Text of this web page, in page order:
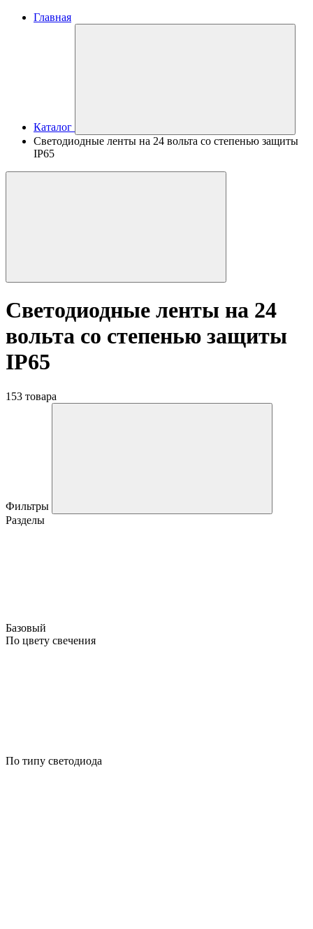
Главная
Каталог
Светодиодные ленты на 24 вольта со степенью защиты
IP65
Светодиодные ленты на 24
вольта со степенью защиты
IP65
153 товара
Фильтры
Разделы
Базовый
По цвету свечения
По типу светодиода